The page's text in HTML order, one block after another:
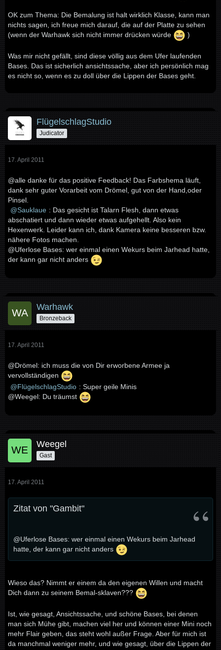
OK zum Thema: Die Bemalung ist halt wirklich Klasse, kann man
nichts sagen, ich freue mich darauf, die auf der Platte zu sehen
(wenn der Warhawk sich nicht immer drücken würde
)
Was mir nicht gefällt, sind diese völlig aus dem Ufer laufenden
Bases. Das ist sicherlich ansichtssache, aber ich persönlich mag
es nicht so, wenn es zu doll über die Lippen der Bases geht.
FlügelschlagStudio
Judicator
17. April 2011
@alle danke für das positive Feedback! Das Farbshema läuft,
dank sehr guter Vorarbeit vom Drömel, gut von der Hand,oder
Pinsel.
Sauklaue : Das gesicht ist Talarn Flesh, dann etwas
abschatiert und dann wieder etwas aufgehellt. Also kein
Hexenwerk. Leider kann ich, dank Kamera keine besseren bzw.
nähere Fotos machen.
@Uferlose Bases: wer einmal einen Wekurs beim Jarhead hatte,
der kann gar nicht anders
Warhawk
Bronzeback
17. April 2011
@Drömel: ich muss die von Dir erworbene Armee ja
vervollständigen
FlügelschlagStudio : Super geile Minis
@Weegel: Du träumst
Weegel
Gast
17. April 2011
Zitat von "Gambit"
@Uferlose Bases: wer einmal einen Wekurs beim Jarhead
hatte, der kann gar nicht anders
Wieso das? Nimmt er einem da den eigenen Willen und macht
Dich dann zu seinem Bemal-sklaven???
Ist, wie gesagt, Ansichtssache, und schöne Bases, bei denen
man sich Mühe gibt, machen viel her und können einer Mini noch
mehr Flair geben, das steht wohl außer Frage. Aber für mich ist
da manchmal weniger mehr, und wie gesagt, über die Lippen der